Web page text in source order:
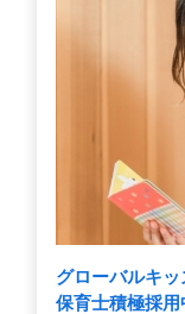
グローバルキ
保育士積極採用